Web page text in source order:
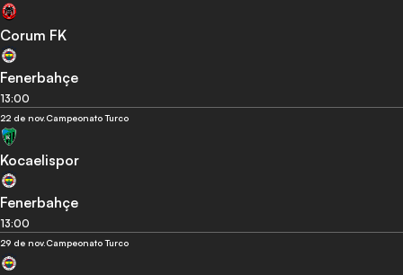
Corum FK
Fenerbahçe
13:00
22 de nov.Campeonato Turco
Kocaelispor
Fenerbahçe
13:00
29 de nov.Campeonato Turco